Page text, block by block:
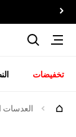
تخفيضات
العدسات